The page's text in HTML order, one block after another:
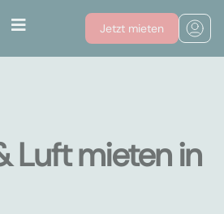
Jetzt mieten
Luft mieten in